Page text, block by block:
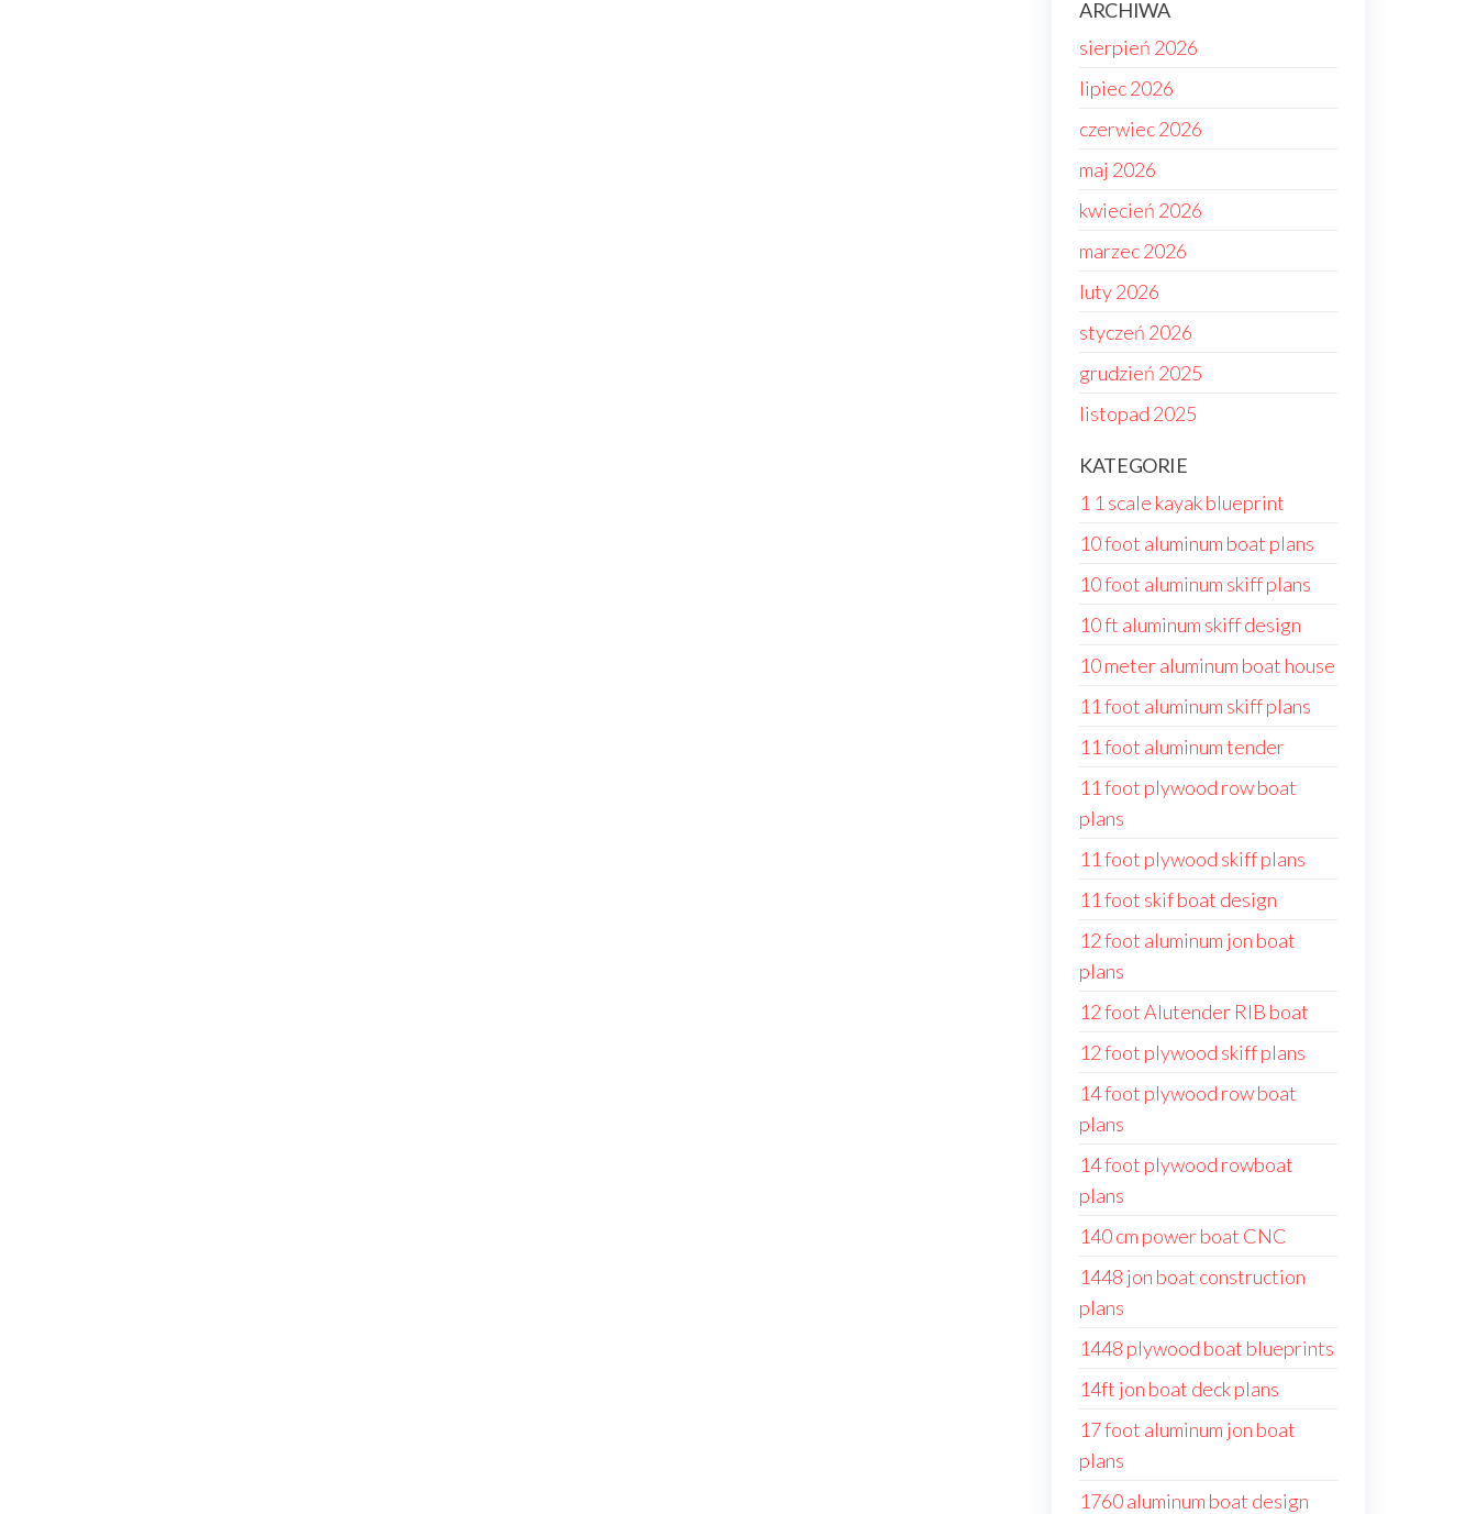
ARCHIWA
sierpień 2026
lipiec 2026
czerwiec 2026
maj 2026
kwiecień 2026
marzec 2026
luty 2026
styczeń 2026
grudzień 2025
listopad 2025
KATEGORIE
1 1 scale kayak blueprint
10 foot aluminum boat plans
10 foot aluminum skiff plans
10 ft aluminum skiff design
10 meter aluminum boat house
11 foot aluminum skiff plans
11 foot aluminum tender
11 foot plywood row boat
plans
11 foot plywood skiff plans
11 foot skif boat design
12 foot aluminum jon boat
plans
12 foot Alutender RIB boat
12 foot plywood skiff plans
14 foot plywood row boat
plans
14 foot plywood rowboat
plans
140 cm power boat CNC
1448 jon boat construction
plans
1448 plywood boat blueprints
14ft jon boat deck plans
17 foot aluminum jon boat
plans
1760 aluminum boat design